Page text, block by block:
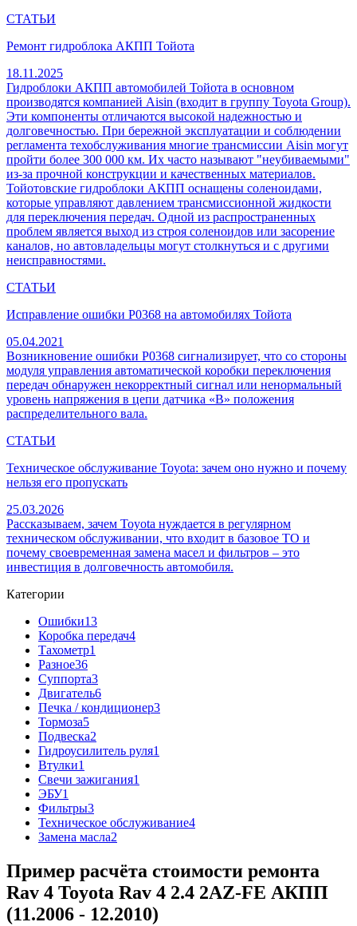
СТАТЬИ
Ремонт гидроблока АКПП Тойота
18.11.2025
Гидроблоки АКПП автомобилей Тойота в основном
производятся компанией Aisin (входит в группу Toyota Group).
Эти компоненты отличаются высокой надежностью и
долговечностью. При бережной эксплуатации и соблюдении
регламента техобслуживания многие трансмиссии Aisin могут
пройти более 300 000 км. Их часто называют "неубиваемыми"
из-за прочной конструкции и качественных материалов.
Тойотовские гидроблоки АКПП оснащены соленоидами,
которые управляют давлением трансмиссионной жидкости
для переключения передач. Одной из распространенных
проблем является выход из строя соленоидов или засорение
каналов, но автовладельцы могут столкнуться и с другими
неисправностями.
СТАТЬИ
Исправление ошибки P0368 на автомобилях Тойота
05.04.2021
Возникновение ошибки P0368 сигнализирует, что со стороны
модуля управления автоматической коробки переключения
передач обнаружен некорректный сигнал или ненормальный
уровень напряжения в цепи датчика «В» положения
распределительного вала.
СТАТЬИ
Техническое обслуживание Toyota: зачем оно нужно и почему
нельзя его пропускать
25.03.2026
Рассказываем, зачем Toyota нуждается в регулярном
техническом обслуживании, что входит в базовое ТО и
почему своевременная замена масел и фильтров – это
инвестиция в долговечность автомобиля.
Категории
Ошибки13
Коробка передач4
Тахометр1
Разное36
Cуппорта3
Двигатель6
Печка / кондиционер3
Тормоза5
Подвеска2
Гидроусилитель руля1
Втулки1
Свечи зажигания1
ЭБУ1
Фильтры3
Техническое обслуживание4
Замена масла2
Пример расчёта стоимости ремонта
Rav 4 Toyota Rav 4 2.4 2AZ-FE АКПП
(11.2006 - 12.2010)